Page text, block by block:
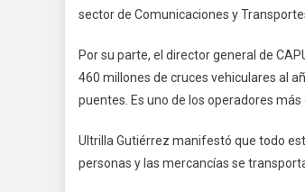
sector de Comunicaciones y
Por su parte, el director general de
460 millones de cruces vehiculares al
puentes. Es uno de los operadores
Ultrilla Gutiérrez manifestó que todo
personas y las mercancías se